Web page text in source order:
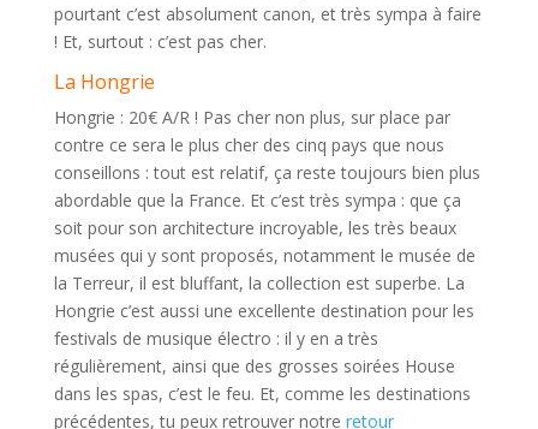
pourtant c’est absolument canon, et très sympa à faire
! Et, surtout : c’est pas cher.
La Hongrie
Hongrie : 20€ A/R ! Pas cher non plus, sur place par
contre ce sera le plus cher des cinq pays que nous
conseillons : tout est relatif, ça reste toujours bien plus
abordable que la France. Et c’est très sympa : que ça
soit pour son architecture incroyable, les très beaux
musées qui y sont proposés, notamment le musée de
la Terreur, il est bluffant, la collection est superbe. La
Hongrie c’est aussi une excellente destination pour les
festivals de musique électro : il y en a très
régulièrement, ainsi que des grosses soirées House
dans les spas, c’est le feu. Et, comme les destinations
précédentes, tu peux retrouver notre retour